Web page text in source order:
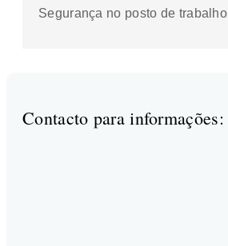
Segurança no posto de trabalho
Contacto para informações: